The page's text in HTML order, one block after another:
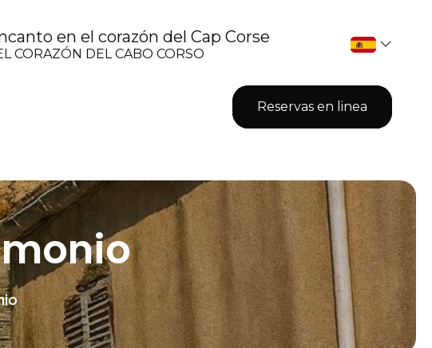
en el corazón del Cap Corse
CORAZÓN DEL CABO CORSO
Reservas en linea